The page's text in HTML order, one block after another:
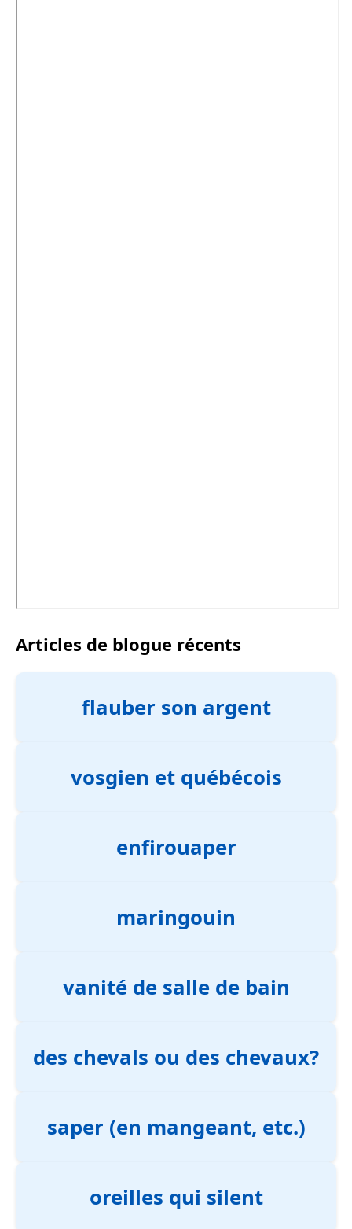
Articles de blogue récents
flauber son argent
vosgien et québécois
enfirouaper
maringouin
vanité de salle de bain
des chevals ou des chevaux?
saper (en mangeant, etc.)
oreilles qui silent